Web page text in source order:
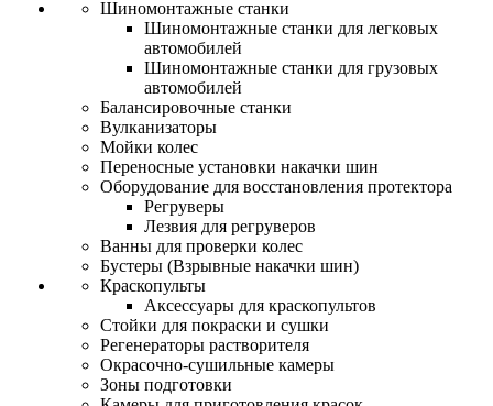
Шиномонтажные станки
Шиномонтажные станки для легковых
автомобилей
Шиномонтажные станки для грузовых
автомобилей
Балансировочные станки
Вулканизаторы
Мойки колес
Переносные установки накачки шин
Оборудование для восстановления протектора
Регруверы
Лезвия для регруверов
Ванны для проверки колес
Бустеры (Взрывные накачки шин)
Краскопульты
Аксессуары для краскопультов
Стойки для покраски и сушки
Регенераторы растворителя
Окрасочно-сушильные камеры
Зоны подготовки